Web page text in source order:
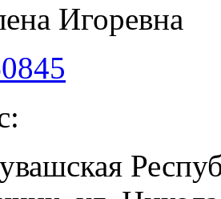
Игоревна